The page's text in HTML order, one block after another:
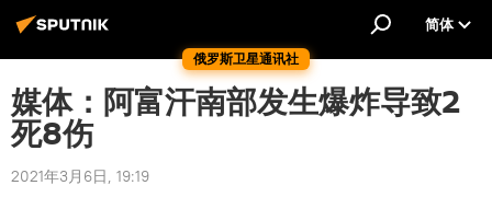
俄罗斯卫星通讯社
简体
媒体：阿富汗南部发生爆炸导致2
死8伤
2021年3月6日, 19:19